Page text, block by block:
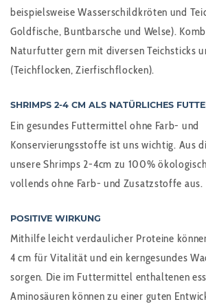
beispielsweise Wasserschildkröten und
Goldfische, Buntbarsche und Welse).
Naturfutter gern mit diversen Teichsticks
(Teichflocken, Zierfischflocken).
SHRIMPS 2-4 CM ALS NATÜRLICHES
Ein gesundes Futtermittel ohne Farb- und
Konservierungsstoffe ist uns wichtig. Aus
unsere Shrimps 2-4cm zu 100%
vollends ohne Farb- und Zusatzstoffe aus.
POSITIVE WIRKUNG
Mithilfe leicht verdaulicher Proteine
4 cm für Vitalität und ein kerngesundes
sorgen. Die im Futtermittel enthaltenen
Aminosäuren können zu einer guten